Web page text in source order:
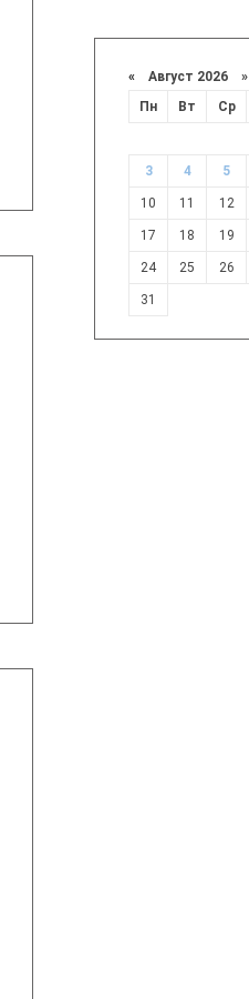
« Август 2026 »
Пн
Вт Ср
3 4 5
10 11 12
17 18 19
24 25 26
31